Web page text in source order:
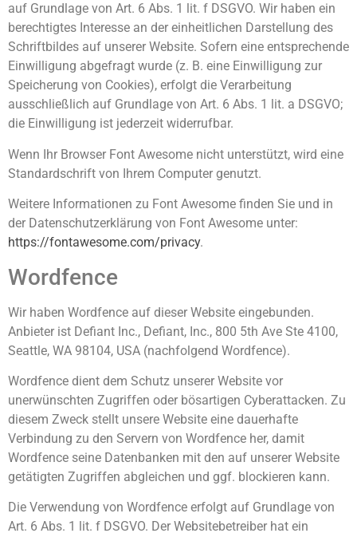
auf Grundlage von Art. 6 Abs. 1 lit. f DSGVO. Wir haben ein
berechtigtes Interesse an der einheitlichen Darstellung des
Schriftbildes auf unserer Website. Sofern eine entsprechende
Einwilligung abgefragt wurde (z. B. eine Einwilligung zur
Speicherung von Cookies), erfolgt die Verarbeitung
ausschließlich auf Grundlage von Art. 6 Abs. 1 lit. a DSGVO;
die Einwilligung ist jederzeit widerrufbar.
Wenn Ihr Browser Font Awesome nicht unterstützt, wird eine
Standardschrift von Ihrem Computer genutzt.
Weitere Informationen zu Font Awesome finden Sie und in
der Datenschutzerklärung von Font Awesome unter:
https://fontawesome.com/privacy.
Wordfence
Wir haben Wordfence auf dieser Website eingebunden.
Anbieter ist Defiant Inc., Defiant, Inc., 800 5th Ave Ste 4100,
Seattle, WA 98104, USA (nachfolgend Wordfence).
Wordfence dient dem Schutz unserer Website vor
unerwünschten Zugriffen oder bösartigen Cyberattacken. Zu
diesem Zweck stellt unsere Website eine dauerhafte
Verbindung zu den Servern von Wordfence her, damit
Wordfence seine Datenbanken mit den auf unserer Website
getätigten Zugriffen abgleichen und ggf. blockieren kann.
Die Verwendung von Wordfence erfolgt auf Grundlage von
Art. 6 Abs. 1 lit. f DSGVO. Der Websitebetreiber hat ein